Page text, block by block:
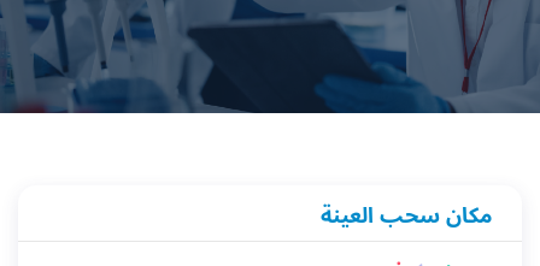
مكان سحب العينة